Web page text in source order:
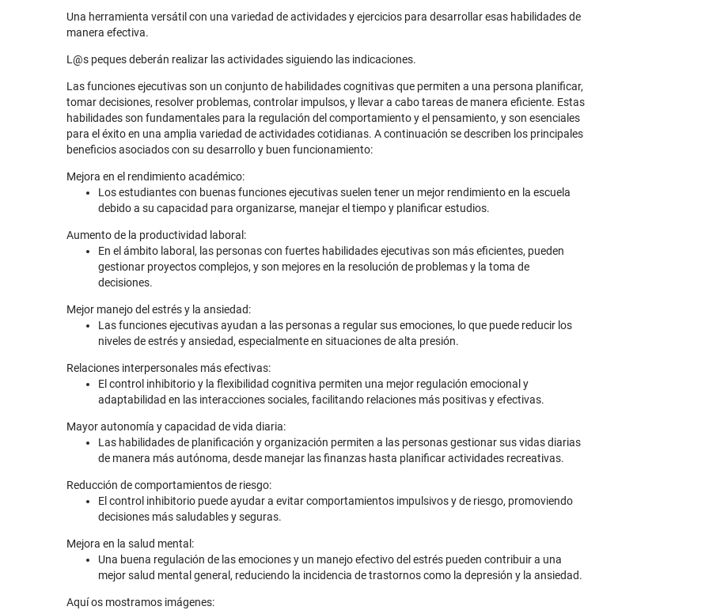
Una herramienta versátil con una variedad de actividades y ejercicios para desarrollar esas habilidades de
manera efectiva.
L@s peques deberán realizar las actividades siguiendo las indicaciones.
Las funciones ejecutivas son un conjunto de habilidades cognitivas que permiten a una persona planificar,
tomar decisiones, resolver problemas, controlar impulsos, y llevar a cabo tareas de manera eficiente. Estas
habilidades son fundamentales para la regulación del comportamiento y el pensamiento, y son esenciales
para el éxito en una amplia variedad de actividades cotidianas. A continuación se describen los principales
beneficios asociados con su desarrollo y buen funcionamiento:
Mejora en el rendimiento académico:
Los estudiantes con buenas funciones ejecutivas suelen tener un mejor rendimiento en la escuela
debido a su capacidad para organizarse, manejar el tiempo y planificar estudios.
Aumento de la productividad laboral:
En el ámbito laboral, las personas con fuertes habilidades ejecutivas son más eficientes, pueden
gestionar proyectos complejos, y son mejores en la resolución de problemas y la toma de
decisiones.
Mejor manejo del estrés y la ansiedad:
Las funciones ejecutivas ayudan a las personas a regular sus emociones, lo que puede reducir los
niveles de estrés y ansiedad, especialmente en situaciones de alta presión.
Relaciones interpersonales más efectivas:
El control inhibitorio y la flexibilidad cognitiva permiten una mejor regulación emocional y
adaptabilidad en las interacciones sociales, facilitando relaciones más positivas y efectivas.
Mayor autonomía y capacidad de vida diaria:
Las habilidades de planificación y organización permiten a las personas gestionar sus vidas diarias
de manera más autónoma, desde manejar las finanzas hasta planificar actividades recreativas.
Reducción de comportamientos de riesgo:
El control inhibitorio puede ayudar a evitar comportamientos impulsivos y de riesgo, promoviendo
decisiones más saludables y seguras.
Mejora en la salud mental:
Una buena regulación de las emociones y un manejo efectivo del estrés pueden contribuir a una
mejor salud mental general, reduciendo la incidencia de trastornos como la depresión y la ansiedad.
Aquí os mostramos imágenes: